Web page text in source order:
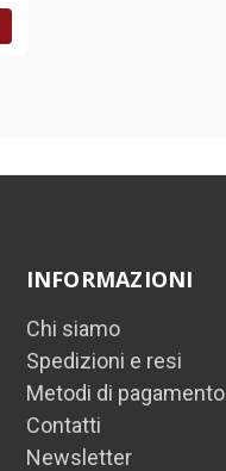
INFORMAZIONI
Chi siamo
Spedizioni e resi
Metodi di pagamento
Contatti
Newsletter